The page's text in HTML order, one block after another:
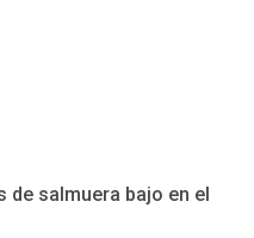
de salmuera bajo en el